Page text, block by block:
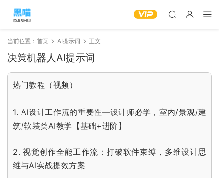
当前位置： 首页 AI提示词 正文
决策机器人AI提示词
热门教程（视频）
1. AI设计工作流的重要性—设计师必学，室内/景观/建
筑/软装类AI教学【基础+进阶】
2.视觉创作全能工作流：打破软件束缚，多维设计思
维与AI实战提效方案